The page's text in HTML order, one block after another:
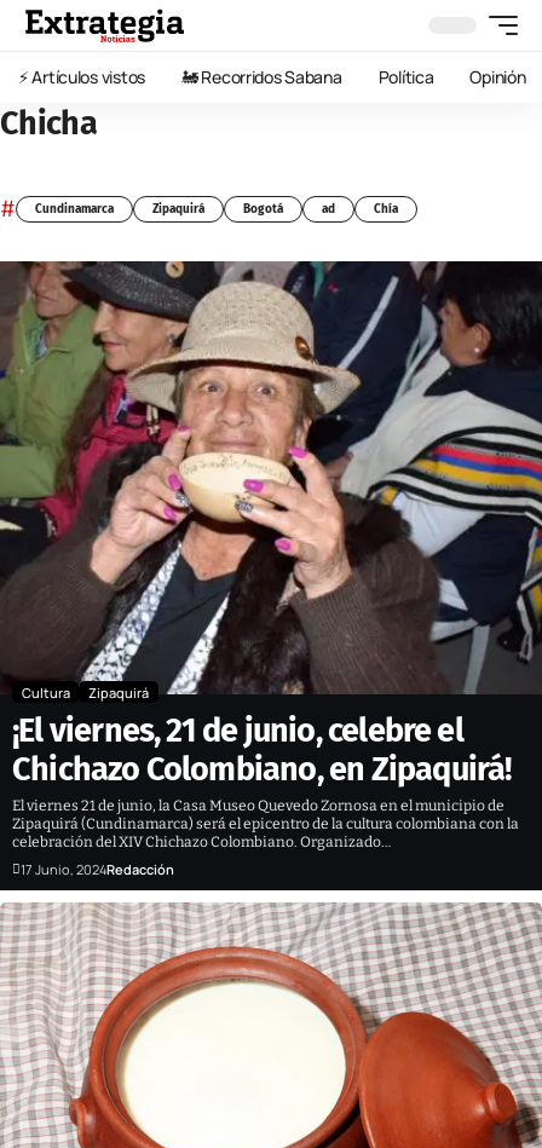
⚡️ Artículos vistos 🚂 Recorridos Sabana Política Opinión
Chicha
# Cundinamarca Zipaquirá Bogotá ad Chía
Cultura Zipaquirá
¡El viernes, 21 de junio, celebre el
Chichazo Colombiano, en Zipaquirá!
El viernes 21 de junio, la Casa Museo Quevedo Zornosa en el municipio de
Zipaquirá (Cundinamarca) será el epicentro de la cultura colombiana con la
celebración del XIV Chichazo Colombiano. Organizado…
17 Junio, 2024Redacción